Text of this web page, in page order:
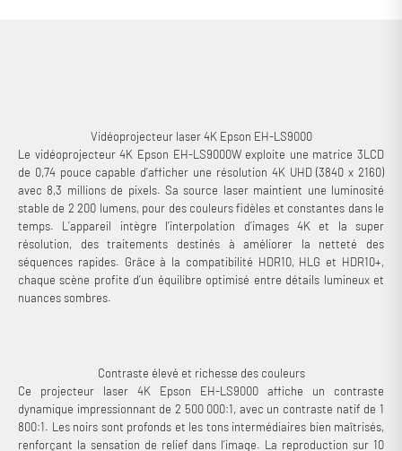
Vidéoprojecteur laser 4K Epson EH-LS9000
Le vidéoprojecteur 4K Epson EH-LS9000W exploite une matrice 3LCD
de 0,74 pouce capable d’afficher une résolution 4K UHD (3840 x 2160)
avec 8,3 millions de pixels. Sa source laser maintient une luminosité
stable de 2 200 lumens, pour des couleurs fidèles et constantes dans le
temps. L’appareil intègre l’interpolation d’images 4K et la super
résolution, des traitements destinés à améliorer la netteté des
séquences rapides. Grâce à la compatibilité HDR10, HLG et HDR10+,
chaque scène profite d’un équilibre optimisé entre détails lumineux et
nuances sombres.
Contraste élevé et richesse des couleurs
Ce projecteur laser 4K Epson EH-LS9000 affiche un contraste
dynamique impressionnant de 2 500 000:1, avec un contraste natif de 1
800:1. Les noirs sont profonds et les tons intermédiaires bien maîtrisés,
renforçant la sensation de relief dans l’image. La reproduction sur 10